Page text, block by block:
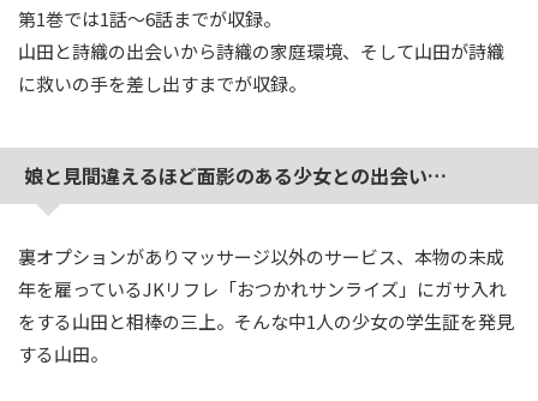
第1巻では1話〜6話までが収録。
山田と詩織の出会いから詩織の家庭環境、そして山田が詩織
に救いの手を差し出すまでが収録。
娘と見間違えるほど面影のある少女との出会い…
裏オプションがありマッサージ以外のサービス、本物の未成
年を雇っているJKリフレ「おつかれサンライズ」にガサ入れ
をする山田と相棒の三上。そんな中1人の少女の学生証を発見
する山田。